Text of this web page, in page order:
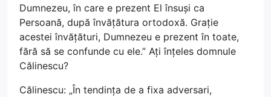
Dumnezeu, în care e prezent El însuși ca
Persoană, după învățătura ortodoxă. Grație
acestei învățături, Dumnezeu e prezent în toate,
fără să se confunde cu ele.” Ați înțeles domnule
Călinescu?
Călinescu: „În tendința de a fixa adversari,